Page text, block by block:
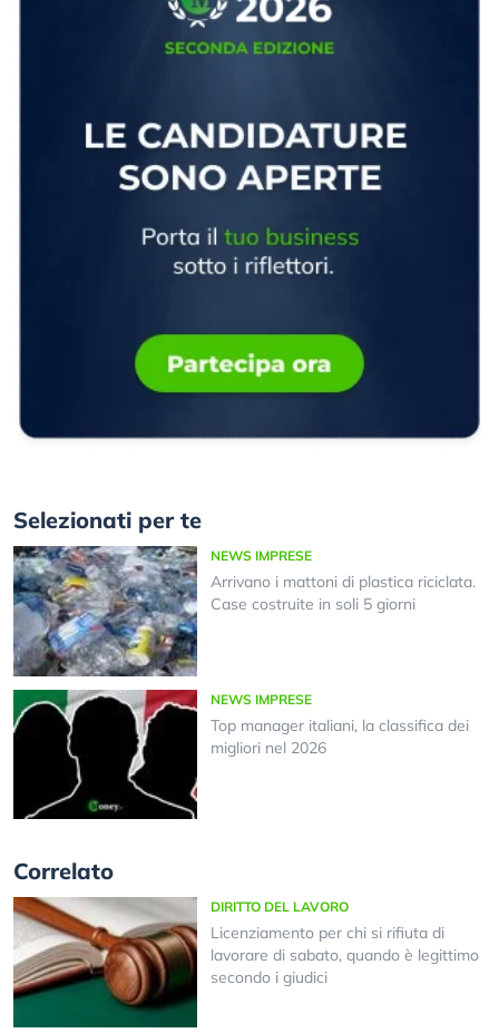
Selezionati per te
NEWS IMPRESE
Arrivano i mattoni di plastica riciclata.
Case costruite in soli 5 giorni
NEWS IMPRESE
Top manager italiani, la classifica dei
migliori nel 2026
Correlato
DIRITTO DEL LAVORO
Licenziamento per chi si rifiuta di
lavorare di sabato, quando è legittimo
secondo i giudici